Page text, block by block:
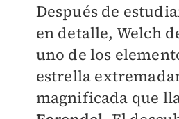
Después de
en detalle, Welch
uno de los
estrella
magnificada que